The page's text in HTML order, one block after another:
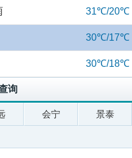
31℃/20℃
30℃/17℃
30℃/18℃
询
会宁 景泰